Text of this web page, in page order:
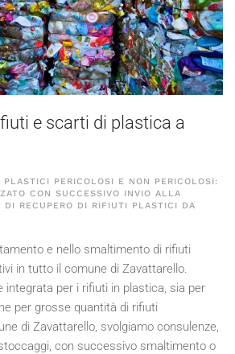
e scarti di plastica a
PERICOLOSI E NON PERICOLOSI:
CON SUCCESSIVO INVIO ALLA
DI RECUPERO DI RIFIUTI PLASTICI DA
e nello smaltimento di rifiuti
in tutto il comune di Zavattarello.
integrata per i rifiuti in plastica, sia per
per grosse quantità di rifiuti
di Zavattarello, svolgiamo consulenze,
con successivo smaltimento o